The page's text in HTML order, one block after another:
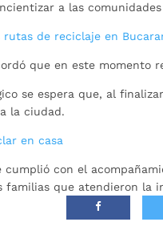
a las
rutas de reciclaje en
que en este momento
se espera que, al
la ciudad.
en casa
con el
familias que atendieron la